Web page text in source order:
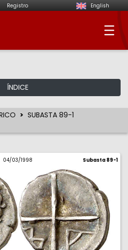
Registro English
-
ÍNDICE
SUBASTA 89-1
04/03/1998 Subasta 89-1